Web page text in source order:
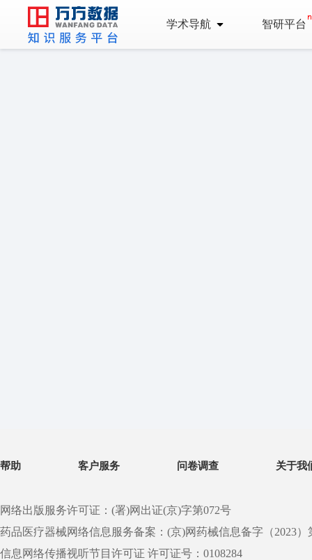
学术导航 智研平台
帮助 客户服务 问卷调查 关于我
网络出版服务许可证：(署)网出证(京)字第072号
药品医疗器械网络信息服务备案：(京)网药械信息备字（2023）
信息网络传播视听节目许可证 许可证号：0108284